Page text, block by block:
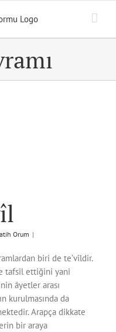
Orum |
biri de te’vîldir.
tafsîl ettiğini yani
âyetler arası
kurulmasında da
Arapça dikkate
bir araya